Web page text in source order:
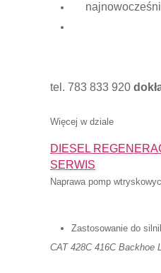
tel. 783 833 920
Więcej w dziale
DIESEL
SERWIS
Naprawa pomp
Zastosowanie do
CAT 428C 416C Backhoe